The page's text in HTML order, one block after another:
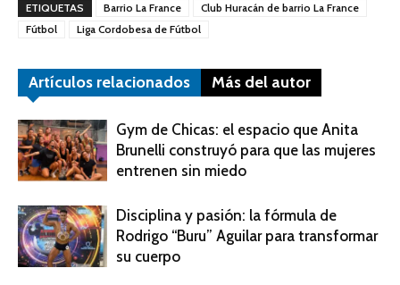
ETIQUETAS Barrio La France
Club Huracán de barrio La France
Fútbol
Liga Cordobesa de Fútbol
Artículos relacionados Más del autor
Gym de Chicas: el espacio que Anita
Brunelli construyó para que las mujeres
entrenen sin miedo
Disciplina y pasión: la fórmula de
Rodrigo “Buru” Aguilar para transformar
su cuerpo